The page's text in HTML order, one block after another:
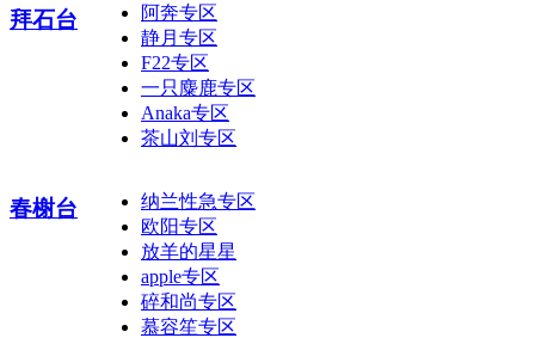
拜石台
阿奔专区
静月专区
F22专区
一只麋鹿专区
Anaka专区
茶山刘专区
春榭台
纳兰性急专区
欧阳专区
放羊的星星
apple专区
碎和尚专区
慕容笙专区